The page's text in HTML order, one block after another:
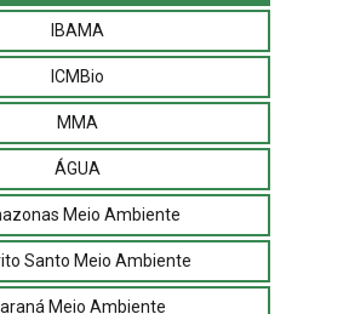
IBAMA
ICMBio
MMA
ÁGUA
Meio Ambiente
Santo Meio Ambiente
Meio Ambiente